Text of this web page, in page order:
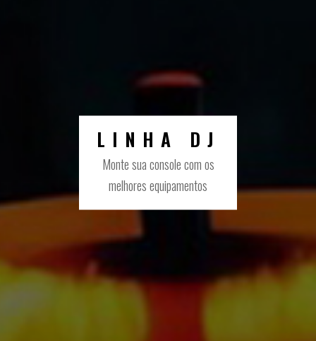
LINHA DJ
Monte sua console com os
melhores equipamentos